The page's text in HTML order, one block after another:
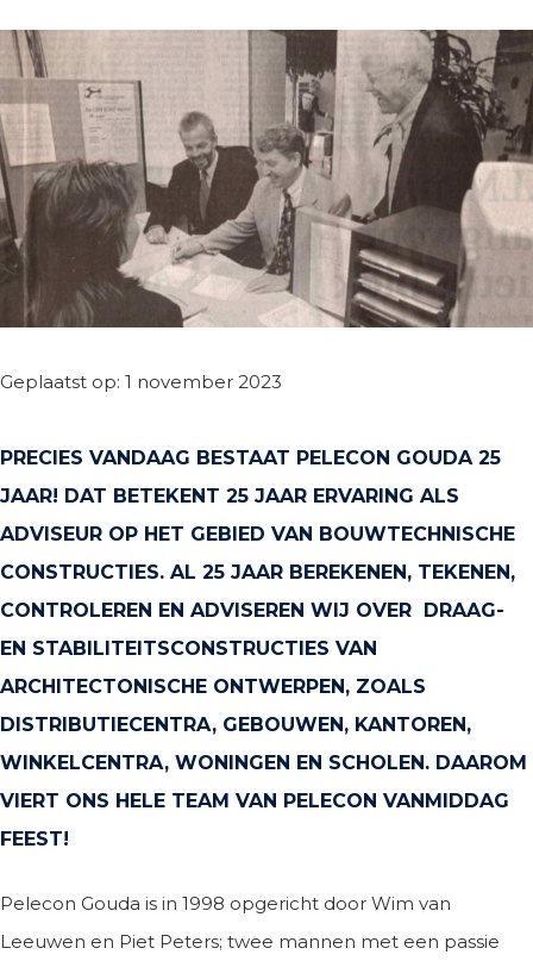
Geplaatst op: 1 november 2023
PRECIES VANDAAG BESTAAT PELECON GOUDA 25
JAAR! DAT BETEKENT 25 JAAR ERVARING ALS
ADVISEUR OP HET GEBIED VAN BOUWTECHNISCHE
CONSTRUCTIES. AL 25 JAAR BEREKENEN, TEKENEN,
CONTROLEREN EN ADVISEREN WIJ OVER DRAAG-
EN STABILITEITSCONSTRUCTIES VAN
ARCHITECTONISCHE ONTWERPEN, ZOALS
DISTRIBUTIECENTRA, GEBOUWEN, KANTOREN,
WINKELCENTRA, WONINGEN EN SCHOLEN. DAAROM
VIERT ONS HELE TEAM VAN PELECON VANMIDDAG
FEEST!
Pelecon Gouda is in 1998 opgericht door Wim van
Leeuwen en Piet Peters; twee mannen met een passie